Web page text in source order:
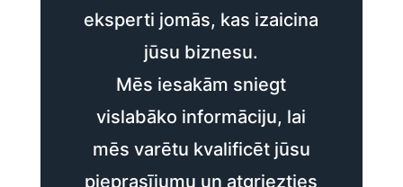
eksperti jomās, kas izaicina
jūsu biznesu.
Mēs iesakām sniegt
vislabāko informāciju, lai
mēs varētu kvalificēt jūsu
pieprasījumu un atgriezties